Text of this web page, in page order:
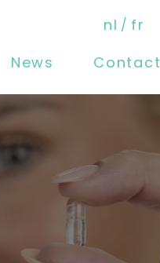
News Contact
nl fr